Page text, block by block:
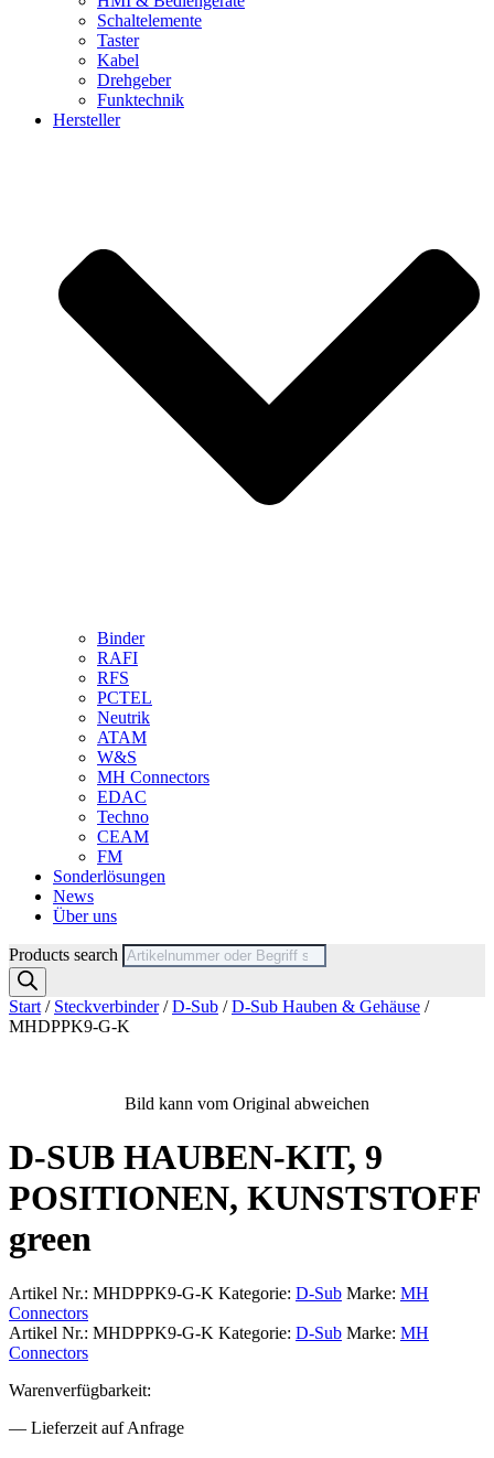
Schaltelemente
Taster
Kabel
Drehgeber
Funktechnik
Hersteller
Binder
RAFI
RFS
PCTEL
Neutrik
ATAM
W&S
MH Connectors
EDAC
Techno
CEAM
FM
Sonderlösungen
News
Über uns
Products search
Start / Steckverbinder/D-Sub /D-Sub Hauben & Gehäuse /
MHDPPK9-G-K
Bild kann vom Original abweichen
D-SUB HAUBEN-KIT, 9
POSITIONEN, KUNSTSTOFF
green
Artikel Nr.: MHDPPK9-G-K Kategorie: D-Sub Marke: MH
Connectors
Artikel Nr.: MHDPPK9-G-K Kategorie: D-Sub Marke: MH
Connectors
Warenverfügbarkeit:
— Lieferzeit auf Anfrage